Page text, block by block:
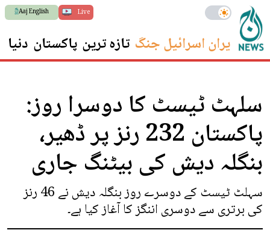
Live
Aaj English
ایران اسرائیل جنگ تازہ ترین پاکستان دنیا
سلہٹ ٹیسٹ کا دوسرا روز:
پاکستان 232 رنز پر ڈھیر،
بنگلہ دیش کی بیٹنگ جاری
سہلٹ ٹیسٹ کے دوسرے روز بنگلہ دیش نے 46 رنز
کی برتری سے دوسری اننگز کا آغاز کیا ہے۔